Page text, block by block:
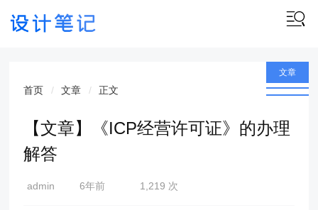
首页 文章 正文
文章
【文章】《ICP经营许可证》的办理
解答
admin
6年前
1,219 次